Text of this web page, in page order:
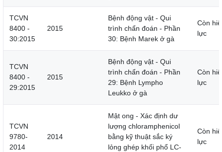
TCVN
8400 -
30:2015
2015
Bệnh động vật - Qui
trình chẩn đoán - Phần
30: Bệnh Marek ở gà
Còn
lực
TCVN
8400 -
29:2015
2015
Bệnh động vật - Qui
trình chẩn đoán - Phần
29: Bệnh Lympho
Leukko ở gà
Còn
lực
TCVN
9780-
2014
2014
Mật ong - Xác định dư
lượng chloramphenicol
bằng kỹ thuật sắc ký
lỏng ghép khối phổ LC-
Còn
lực